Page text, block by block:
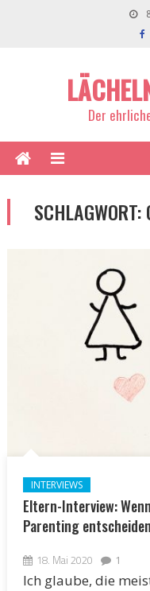
Der
SCHLAGWORT:
INTERVIEWS
Eltern-Interview:
Parenting
18. Mai 2020 1
Ich glaube, die